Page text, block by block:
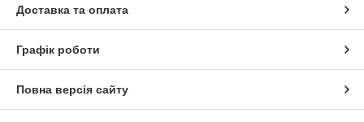
Доставка та оплата
Графік роботи
Повна версія сайту